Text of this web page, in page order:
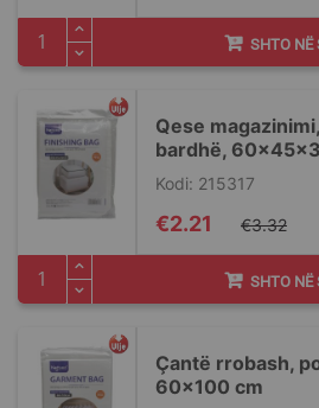
SHTO NË
Qese
bardhë,
Kodi: 215317
Special
Price
€2.21 €3.32
SHTO NË
Ҫantë rrobash,
60x100 cm